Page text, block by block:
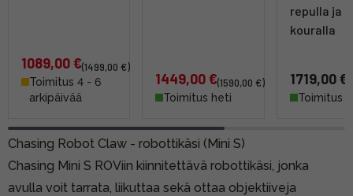
1089,00 €(1499,00 €)
Toimitus 4 - 6
arkipäivää
1449,00 €(1590,00 €)
Toimitus heti
repulla ja
kouralla
1719,00 €
Toimitus
Chasing Robot Claw - robottikäsi (Mini S)
Chasing Mini S ROViin kiinnitettävä robottikäsi, jonka
avulla voit tarrata, liikuttaa sekä ottaa objektiiveja